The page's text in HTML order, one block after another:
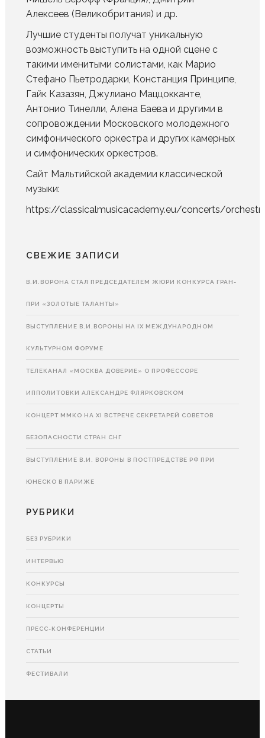
Алексеев (Великобритания) и др.
Лучшие студенты получат уникальную
возможность выступить на одной сцене с
такими именитыми солистами, как Марио
Стефано Пьетродарки, Констанция Принципе,
Гайк Казазян, Джулиано Маццокканте,
Антонио Тинелли, Алена Баева и другими в
сопровождении Московского молодежного
симфонического оркестра и других камерных
и симфонических оркестров.
Сайт Мальтийской академии классической
музыки:
https://classicalmusicacademy.eu/concerts/
СВЕЖИЕ ЗАПИСИ
В.И.ВОРОНА СТАЛ ПРЕДСЕДАТЕЛЕМ ЖЮРИ КОНКУРСА ГРАН-
ПРИ «ЗОЛОТЫЕ ТАЛАНТЫ»
ВЫСТУПЛЕНИЕ В.И.ВОРОНЫ НА IX МЕЖДУНАРОДНОМ
КУЛЬТУРНОМ ФОРУМЕ
ТЕЛЕКАНАЛ «МОСКВА ДОВЕРИЕ» О ПРОФЕССОРЕ
ИППОЛИТОВКИ АЛЕКСАНДРЕ ФЛЯРКОВСКОМ
КОНЦЕРТ ММКО НА XI ВСТРЕЧЕ СЕКРЕТАРЕЙ СОВЕТОВ
БЕЗОПАСНОСТИ СТРАН СНГ
ВЫСТУПЛЕНИЕ В.И. ВОРОНЫ В ПОСТПРЕДСТВЕ РФ ПРИ
ЮНЕСКО В ПАРИЖЕ
РУБРИКИ
БЕЗ РУБРИКИ
ИНТЕРВЬЮ
КОНКУРСЫ
КОНЦЕРТЫ
ПРЕСС-КОНФЕРЕНЦИИ
СТАТЬИ
ФЕСТИВАЛИ